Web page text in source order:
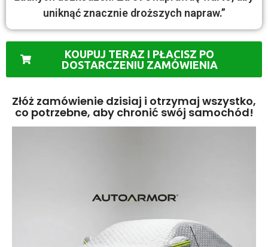
uniknąć znacznie droższych napraw.”
KOUPUJ TERAZ I PŁACISZ PO
DOSTARCZENIU ZAMÓWIENIA
Złóż zamówienie dzisiaj i otrzymaj wszystko,
co potrzebne, aby chronić swój samochód!